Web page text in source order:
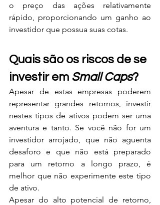
o preço das ações relativamente
rápido, proporcionando um ganho ao
investidor que possua suas cotas.
Quais são os riscos de se
investir em Small Caps?
Apesar de estas empresas poderem
representar grandes retornos, investir
nestes tipos de ativos podem ser uma
aventura e tanto. Se você não for um
investidor arrojado, que não aguenta
desaforo e que não está preparado
para um retorno a longo prazo, é
melhor que não experimente este tipo
de ativo.
Apesar do alto potencial de retorno,